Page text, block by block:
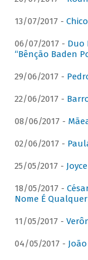
13/07/2017 -
06/07/2017 - Duo
“Bênção Baden
29/06/2017 -
22/06/2017 -
08/06/2017 -
02/06/2017 -
25/05/2017 -
18/05/2017 -
Nome É Qualquer
11/05/2017 -
04/05/2017 -